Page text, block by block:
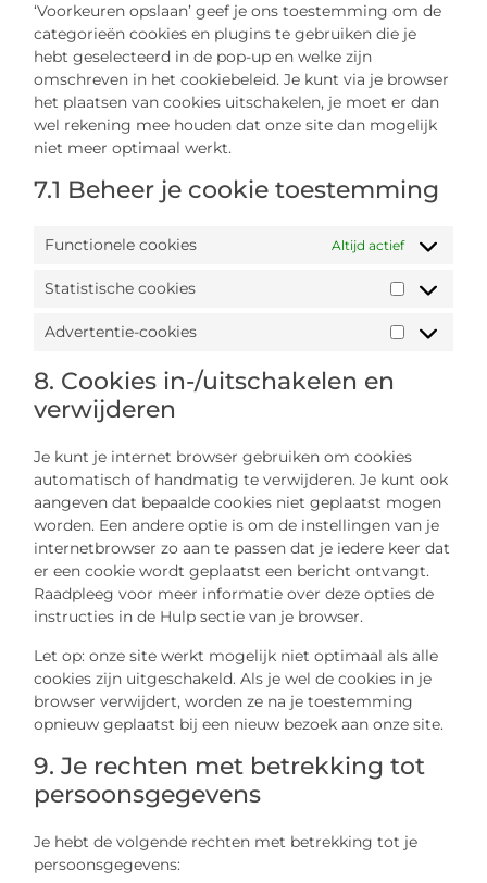
‘Voorkeuren opslaan’ geef je ons toestemming om de
categorieën cookies en plugins te gebruiken die je
hebt geselecteerd in de pop-up en welke zijn
omschreven in het cookiebeleid. Je kunt via je browser
het plaatsen van cookies uitschakelen, je moet er dan
wel rekening mee houden dat onze site dan mogelijk
niet meer optimaal werkt.
7.1 Beheer je cookie toestemming
Functionele cookies Altijd actief
Statistische cookies
Advertentie-cookies
8. Cookies in-/uitschakelen en
verwijderen
Je kunt je internet browser gebruiken om cookies
automatisch of handmatig te verwijderen. Je kunt ook
aangeven dat bepaalde cookies niet geplaatst mogen
worden. Een andere optie is om de instellingen van je
internetbrowser zo aan te passen dat je iedere keer dat
er een cookie wordt geplaatst een bericht ontvangt.
Raadpleeg voor meer informatie over deze opties de
instructies in de Hulp sectie van je browser.
Let op: onze site werkt mogelijk niet optimaal als alle
cookies zijn uitgeschakeld. Als je wel de cookies in je
browser verwijdert, worden ze na je toestemming
opnieuw geplaatst bij een nieuw bezoek aan onze site.
9. Je rechten met betrekking tot
persoonsgegevens
Je hebt de volgende rechten met betrekking tot je
persoonsgegevens: